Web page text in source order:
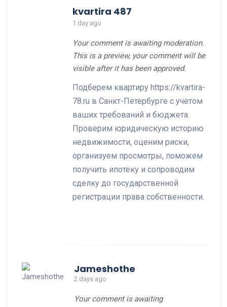
Your comment is awaiting moderation.
This is a preview, your comment will be
visible after it has been approved.
Подберем квартиру https://kvartira-
78.ru в Санкт-Петербурге с учетом
ваших требований и бюджета.
Проверим юридическую историю
недвижимости, оценим риски,
организуем просмотры, поможем
получить ипотеку и сопроводим
сделку до государственной
регистрации права собственности.
kvartira 487
1 day ago
Your comment is awaiting
Jameshothe
2 days ago